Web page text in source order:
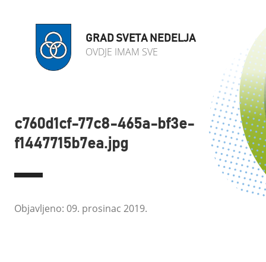
GRAD SVETA NEDELJA
OVDJE IMAM SVE
c760d1cf-77c8-465a-bf3e-
f1447715b7ea.jpg
Objavljeno: 09. prosinac 2019.